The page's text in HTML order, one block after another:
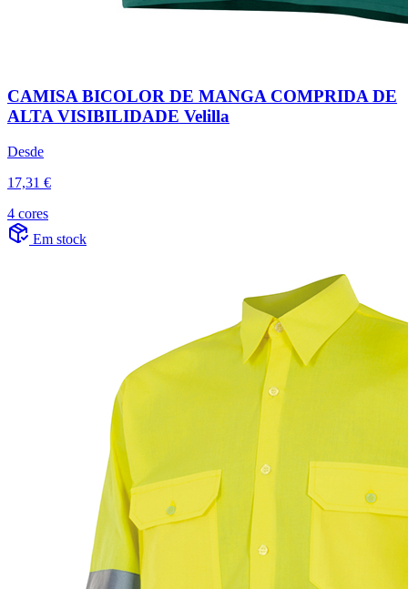
CAMISA BICOLOR DE MANGA COMPRIDA DE
ALTA VISIBILIDADE Velilla
Desde
17,31 €
4 cores
Em stock